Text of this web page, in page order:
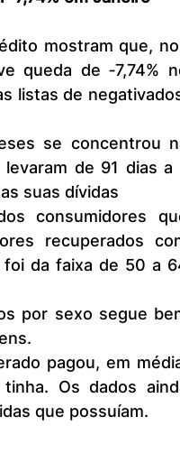
queda de ‐7,74%
listas de
de 91 dias a
suas dívidas
recuperados
foi da faixa de 50 a
Os dados
que possuíam.